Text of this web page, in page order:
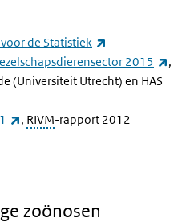
de Statistiek
2015
,
(Universiteit Utrecht) en HAS
(externe link)
, RIVM-rapport 2012
zoönosen